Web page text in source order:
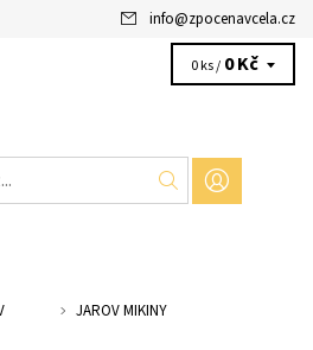
info@zpocenavcela.cz
0 ks / 0 Kč
JAROV MIKINY